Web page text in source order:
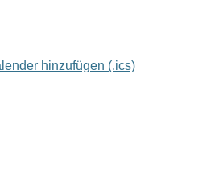
hinzufügen (.ics)